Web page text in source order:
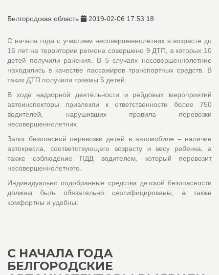
Белгородская область 2019-02-06 17:53:18
С начала года с участием несовершеннолетних в возрасте до
16 лет на территории региона совершено 9 ДТП, в которых 10
детей получили ранения. В 5 случаях несовершеннолетние
находились в качестве пассажиров транспортных средств. В
таких ДТП получили травмы 5 детей.
В ходе надзорной деятельности и рейдовых мероприятий
автоинспекторы привлекли к ответственности более 750
водителей, нарушивших правила перевозки
несовершеннолетних.
Залог безопасной перевозки детей в автомобиле – наличие
автокресла, соответствующего возрасту и весу ребенка, а
также соблюдение ПДД водителем, который перевозит
несовершеннолетнего.
Индивидуально подобранные средства детской безопасности
должны быть обязательно сертифицированы, а также
комфортны и удобны.
С НАЧАЛА ГОДА
БЕЛГОРОДСКИЕ